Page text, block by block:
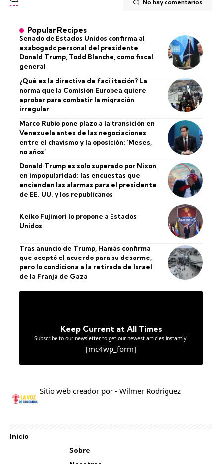
No hay comentarios
Popular Recipes
Senado de Estados Unidos confirma al
exabogado personal del presidente
Donald Trump, Todd Blanche, como fiscal
general
¿Qué es la directiva de facilitación? La
norma que la Comisión Europea quiere
aprobar para combatir la migración
irregular
Marco Rubio pone plazo a la transición en
Venezuela antes de las negociaciones
entre el chavismo y la oposición: ‘Meses,
no años’
Donald Trump es solo superado por Nixon
en impopularidad: las encuestas que
encienden las alarmas para el presidente
de EE. UU. y los republicanos
Keiko Fujimori lo propone a Estados
Unidos
Tras anuncio de Trump, Hamás confirma
que aceptó el acuerdo para su desarme,
pero lo condiciona a la retirada de Israel
de la Franja de Gaza
Keep Current at All Times
Subscribe to our newsletter to get our newest articles instantly!
[mc4wp_form]
Sitio web creador por - Wilmer Rodriguez
Inicio
Sobre